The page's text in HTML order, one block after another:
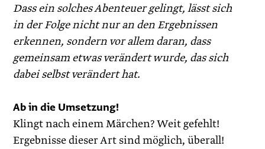
Dass ein solches Abenteuer gelingt, lässt sich
in der Folge nicht nur an den Ergebnissen
erkennen, sondern vor allem daran, dass
gemeinsam etwas verändert wurde, das sich
dabei selbst verändert hat.
Ab in die Umsetzung!
Klingt nach einem Märchen? Weit gefehlt!
Ergebnisse dieser Art sind möglich, überall!